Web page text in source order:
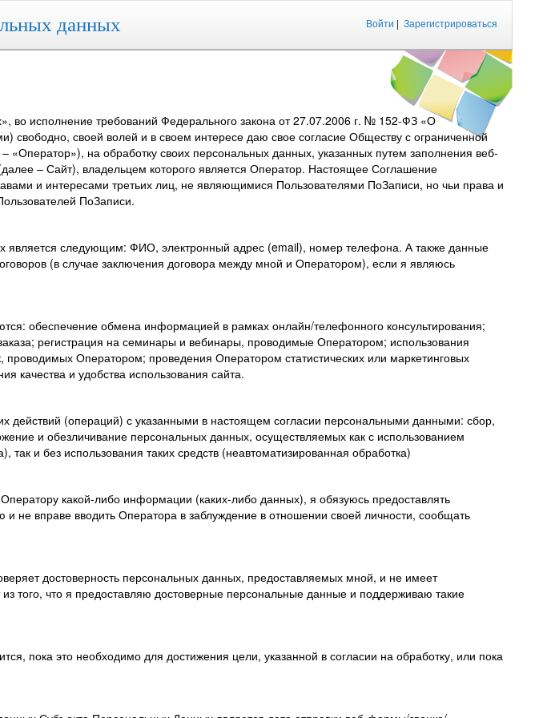
Войти | Зарегистрироваться
данных
во исполнение требований Федерального закона от 27.07.2006 г. № 152-ФЗ «О
свободно, своей волей и в своем интересе даю свое согласие Обществу с ограниченной
на обработку своих персональных данных, указанных путем заполнения веб-
– Сайт), владельцем которого является Оператор. Настоящее Соглашение
и интересами третьих лиц, не являющимися Пользователями ПоЗаписи, но чьи права и
ПоЗаписи.
является следующим: ФИО, электронный адрес (email), номер телефона. А также данные
(в случае заключения договора между мной и Оператором), если я являюсь
обеспечение обмена информацией в рамках онлайн/телефонного консультирования;
регистрация на семинары и вебинары, проводимые Оператором; использования
Оператором; проведения Оператором статистических или маркетинговых
качества и удобства использования сайта.
действий (операций) с указанными в настоящем согласии персональными данными: сбор,
и обезличивание персональных данных, осуществляемых как с использованием
так и без использования таких средств (неавтоматизированная обработка)
какой-либо информации (каких-либо данных), я обязуюсь предоставлять
не вправе вводить Оператора в заблуждение в отношении своей личности, сообщать
достоверность персональных данных, предоставляемых мной, и не имеет
того, что я предоставляю достоверные персональные данные и поддерживаю такие
пока это необходимо для достижения цели, указанной в согласии на обработку, или пока